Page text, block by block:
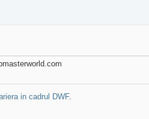
in cadrul DWF.